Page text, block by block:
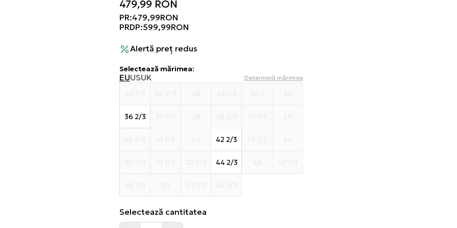
479,99 RON
PR:479,99RON
PRDP:599,99RON
Alertă preț redus
Selectează mărimea:
EUUSUK Determină mărimea
36 2/3
42 2/3
44 2/3
Selectează cantitatea